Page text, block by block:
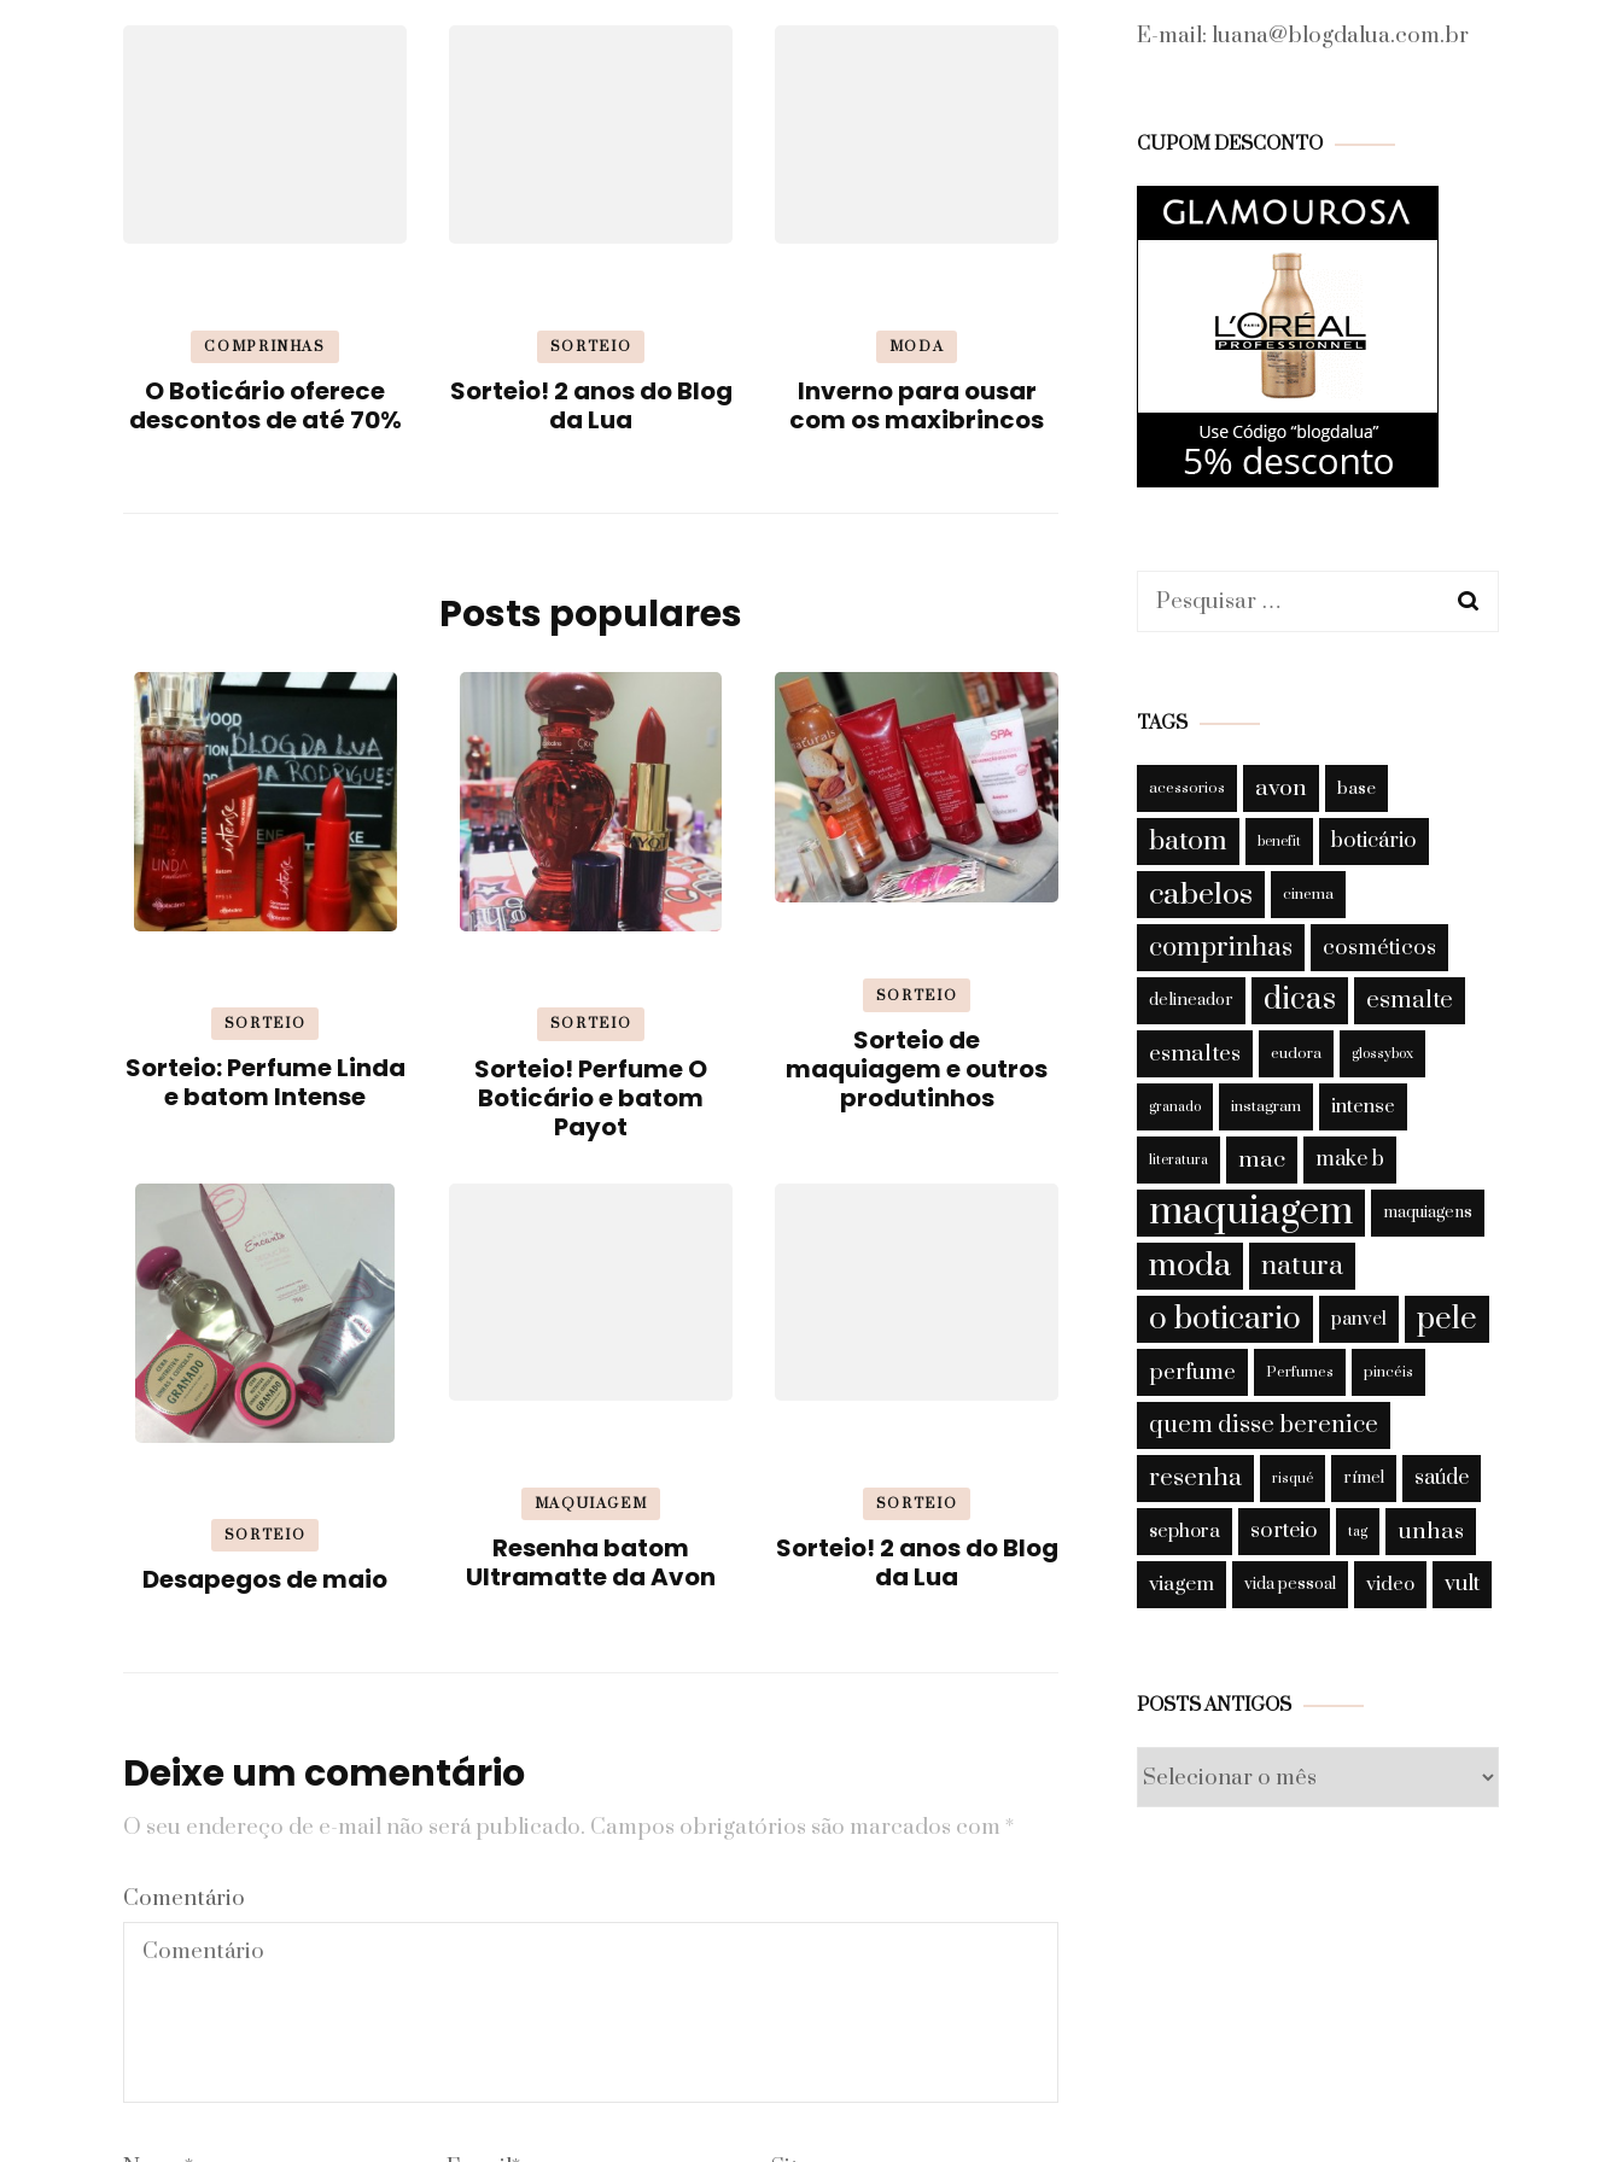
COMPRINHAS
O Boticário oferece
descontos de até 70%
SORTEIO
Sorteio! 2 anos do Blog
da Lua
MODA
Inverno para ousar
com os maxibrincos
Posts populares
SORTEIO
Sorteio: Perfume Linda
e batom Intense
SORTEIO
Sorteio! Perfume O
Boticário e batom
Payot
SORTEIO
Sorteio de
maquiagem e outros
produtinhos
SORTEIO
Desapegos de maio
MAQUIAGEM
Resenha batom
Ultramatte da Avon
SORTEIO
Sorteio! 2 anos do Blog
da Lua
Deixe um comentário
O seu endereço de e-mail não será publicado. Campos obrigatórios são marcados com *
Comentário
E-mail: luana@blogdalua.com.br
CUPOM DESCONTO
Pesquisar
TAGS
acessorios avon base
batom benefit boticário
cabelos cinema
comprinhas cosméticos
delineador dicas esmalte
esmaltes eudora glossybox
granado instagram intense
literatura mac make b
maquiagem maquiagens
moda natura
o boticario panvel pele
perfume Perfumes pincéis
quem disse berenice
resenha risqué rímel saúde
sephora sorteio tag unhas
viagem vida pessoal video vult
POSTS ANTIGOS
Posts